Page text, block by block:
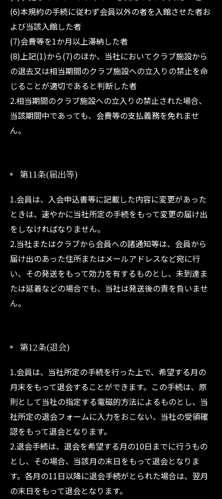
(6)本規約の手続に従わず会員以外の者を入館させた者お
よび当該入館した者
(7)会費等を1か月以上滞納した者
(8)上記(1)から(7)のほか、当社においてクラブ施設から
の退去又は相当期間のクラブ施設への立入りの禁止を命
じることが適切であると判断した者
2.相当期間のクラブ施設への立入りの禁止された場合、
当該期間中であっても、会費等の支払義務を免れませ
ん。
第11条(届出等)
1.会員は、入会申込書等に記載した内容に変更があった
ときは、速やかに当社所定の手続をもって変更の届け出
をしなければなりません。
2.当社またはクラブから会員への諸通知等は、会員から
届け出のあった住所またはメールアドレスなど宛に行
い、その発送をもって効力を有するものとし、未到達ま
たは延着などの場合でも、当社は発送後の責を負いませ
ん。
第12条(退会)
1.会員は、当社所定の手続を行った上で、希望する月の
月末をもって退会することができます。この手続は、原
則として当社の指定する電磁的方法によるものとし、当
社所定の退会フォームに入力をおこない、当社の受領確
認をもって退会となります。
2.退会手続は、退会を希望する月の10日までに行うもの
とし、その場合、当該月の末日をもって退会となりま
す。各月の11日以降に退会手続がとられた場合は、翌月
の末日をもって退会となります。
公式LINE